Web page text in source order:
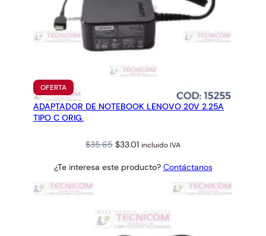
OFERTAPRODUCTO
EN
OFERTA
ADAPTADOR DE NOTEBOOK LENOVO 20V 2.25A
TIPO C ORIG.
$35.65 Original
was:
$33.01Current
is:
incluido IVA
¿Te interesa este producto? Contáctanos